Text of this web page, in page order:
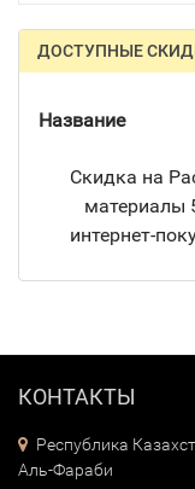
ДОСТУПНЫЕ
Название
Скидка на
материалы
интернет-
КОНТАКТЫ
Республика
Аль-Фараби